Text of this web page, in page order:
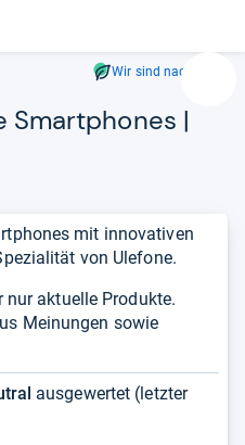
Geben
ein.
sich
mit
Wir sind nachhaltig
Smart­pho­nes |
mit innovativen
von Ulefone.
nur aktuelle Produkte.
Meinungen sowie
ausgewertet (letzter